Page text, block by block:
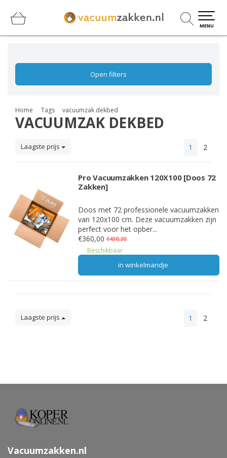
MENU
Open filters
Home Tags vacuumzak dekbed
VACUUMZAK DEKBED
Laagste prijs 1 2
Pro Vacuumzakken 120X100 [Doos 72
Zakken]
Doos met 72 professionele vacuumzakken
van 120x100 cm. Deze vacuumzakken zijn
perfect voor het opber...
€360,00 €430,20
Beschikbaar
in winkelmandje
Laagste prijs 1 2
Vacuumzakken.nl